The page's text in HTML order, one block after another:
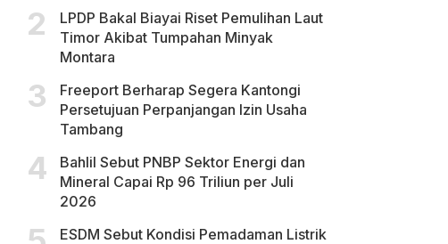
LPDP Bakal Biayai Riset Pemulihan Laut
Timor Akibat Tumpahan Minyak
Montara
Freeport Berharap Segera Kantongi
Persetujuan Perpanjangan Izin Usaha
Tambang
Bahlil Sebut PNBP Sektor Energi dan
Mineral Capai Rp 96 Triliun per Juli
2026
ESDM Sebut Kondisi Pemadaman Listrik